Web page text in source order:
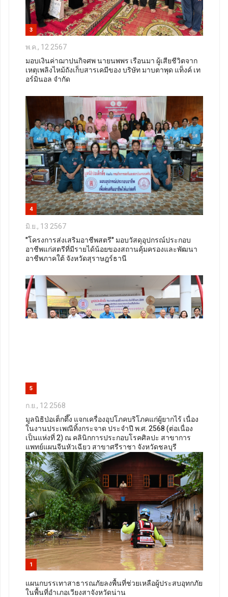
3
พ.ค., 12 2567
มอบเงินค่าฌาปนกิจศพ นายนพพร เรือนมา ผู้เสียชีวิตจาก
เหตุเพลิงไหม้ถังเก็บสารเคมีของ บริษัท มาบตาพุด แท็งค์ เท
อร์มินอล จำกัด
4
มิ.ย., 13 2567
"โครงการส่งเสริมอาชีพสตรี" มอบวัสดุอุปกรณ์ประกอบ
อาชีพแก่สตรีที่มีรายได้น้อยของสถานคุ้มครองและพัฒนา
อาชีพภาคใต้ จังหวัดสุราษฎร์ธานี
5
ก.ย., 12 2568
มูลนิธิป่อเต็กตึ๊ง แจกเครื่องอุปโภคบริโภคแก่ผู้ยากไร้ เนื่อง
ในงานประเพณีทิ้งกระจาด ประจำปี พ.ศ. 2568 (ต่อเนื่อง
เป็นแห่งที่ 2) ณ คลินิกการประกอบโรคศิลปะ สาขาการ
แพทย์แผนจีนหัวเฉียว สาขาศรีราชา จังหวัดชลบุรี
1
แผนกบรรเทาสาธารณภัยลงพื้นที่ช่วยเหลือผู้ประสบอุทกภัย
ในพื้นที่อำเภอเวียงสาจังหวัดน่าน